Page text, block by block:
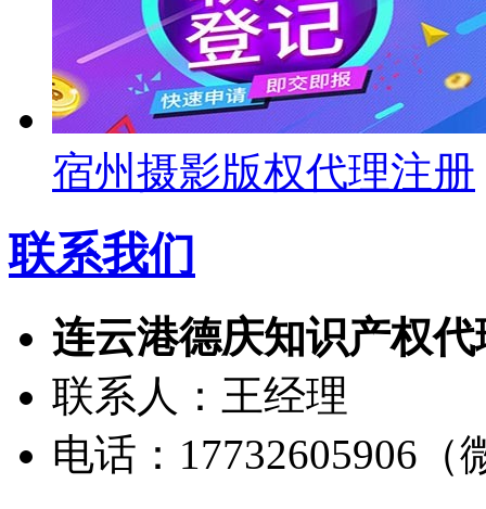
宿州摄影版权代理注册
联系我们
连云港德庆知识产权
联系人：王经理
电话：17732605906（